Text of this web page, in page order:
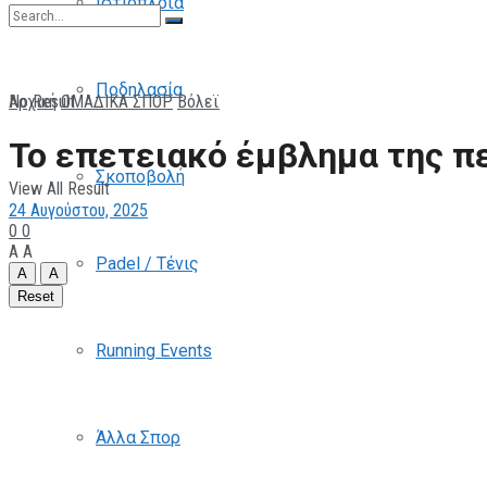
Ποδηλασία
Σκοποβολή
Padel / Τένις
Running Events
Άλλα Σπορ
No Result
View All Result
Αρχική ΟΜΑΔΙΚΑ ΣΠΟΡ Βόλεϊ
Το επετειακό έμβλημα της
24 Αυγούστου, 2025
0 0
A A
A
A
Reset